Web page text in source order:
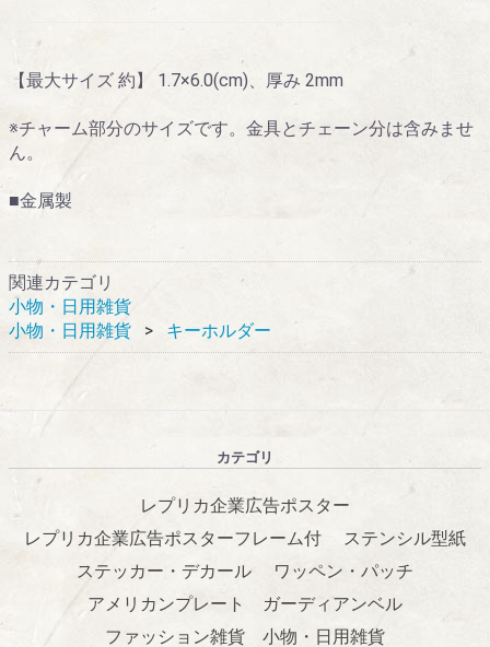
【最大サイズ 約】 1.7×6.0(cm)、厚み 2mm
※チャーム部分のサイズです。金具とチェーン分は含みませ
ん。
■金属製
関連カテゴリ
小物・日用雑貨
小物・日用雑貨
キーホルダー
カテゴリ
レプリカ企業広告ポスター
レプリカ企業広告ポスターフレーム付
ステンシル型紙
ステッカー・デカール
ワッペン・パッチ
アメリカンプレート
ガーディアンベル
ファッション雑貨
小物・日用雑貨